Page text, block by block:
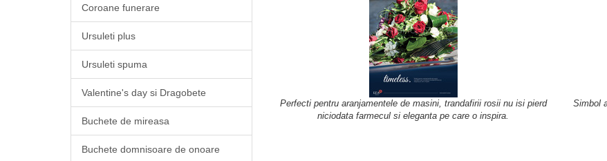
Coroane funerare
Ursuleti plus
Ursuleti spuma
Valentine's day si Dragobete
Buchete de mireasa
Buchete domnisoare de onoare
Perfecti pentru aranjamentele de masini, trandafirii rosii nu isi pierd
niciodata farmecul si eleganta pe care o inspira.
Simbol